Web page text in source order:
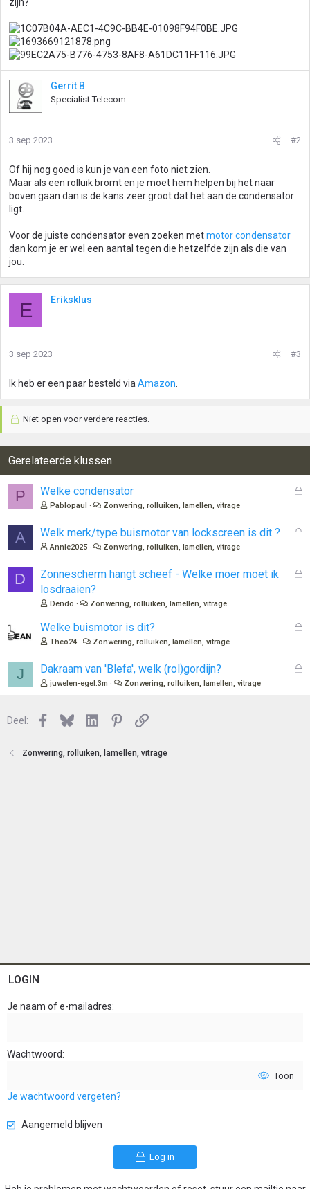
Gerrit B
Specialist Telecom
3 sep 2023 #2
Of hij nog goed is kun je van een foto niet zien.
Maar als een rolluik bromt en je moet hem helpen bij het naar
boven gaan dan is de kans zeer groot dat het aan de condensator
ligt.
Voor de juiste condensator even zoeken metmotor condensator
dan kom je er wel een aantal tegen die hetzelfde zijn als die van
jou.
E Eriksklus
3 sep 2023 #3
Ik heb er een paar besteld via Amazon
Niet open voor verdere reacties.
Gerelateerde klussen
P
G
n
Welke condensator
Pablopaul Zonwering, rolluiken, lamellen, vitrage
A
G
Welk merk/type buismotor van lockscreen is dit ?
Annie2025 Zonwering, rolluiken, lamellen, vitrage
D
G
o
Zonnescherm hangt scheef - Welke moer moet ik
losdraaien?
Dendo Zonwering, rolluiken, lamellen, vitrage
G
Welke buismotor is dit?
Theo24 Zonwering, rolluiken, lamellen, vitrage
J
G
Dakraam van 'Blefa', welk (rol)gordijn?
juwelen-egel.3m Zonwering, rolluiken, lamellen, vitrage
Deel: Facebook
BlueskyLinkedInPinterest
Link
Zonwering, rolluiken, lamellen, vitrage
LOGIN
Je naam of e-mailadres
Wachtwoord
Toon
Je wachtwoord vergeten?
Aangemeld blijven
Log in